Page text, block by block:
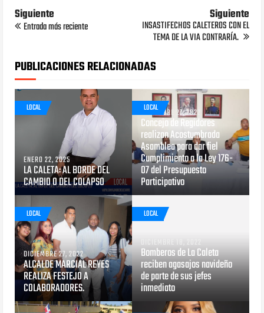
Siguiente
Entrada más reciente
Siguiente
INSASTIFECHOS CALETEROS CON EL
TEMA DE LA VIA CONTRARÍA.
PUBLICACIONES RELACIONADAS
LOCAL
ENERO 22, 2025
LA CALETA: AL BORDE DEL
CAMBIO O DEL COLAPSO
LOCAL
DICIEMBRE 27, 2022
Concejo de Regidores
realizan Acostumbrada
Asamblea para dar fiel
Cumplimiento a la Ley 176-
07 del Presupuesto
Participativo
LOCAL
DICIEMBRE 27, 2022
ALCALDE MARCIAL REYES
REALIZA FESTEJO A
COLABORADORES.
LOCAL
DICIEMBRE 18, 2022
Bomberos de La Caleta
reciben agasajos navideño
de parte de sus jefes
inmediato